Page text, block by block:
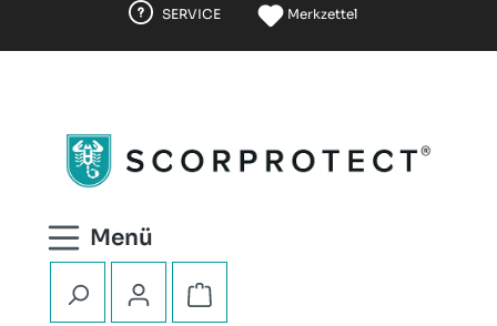
SERVICE Merkzettel
Warenkorb enthält 0